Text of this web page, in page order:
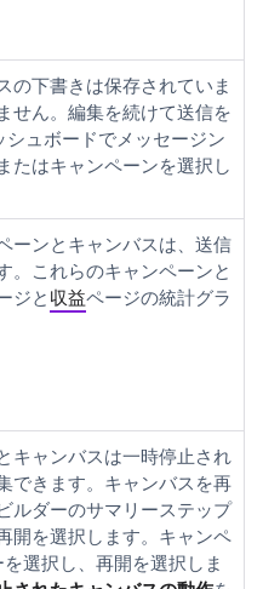
の下書きは保存されていま
せん。編集を続けて送信を
シュボードでメッセージン
またはキャンペーンを選択し
ーンとキャンバスは、送信
。これらのキャンペーンと
ジと 収益ページの統計グラ
キャンバスは一時停止され
できます。キャンバスを再
ルダーのサマリーステップ
開を選択します。キャンペ
選択し、 再開を選択しま